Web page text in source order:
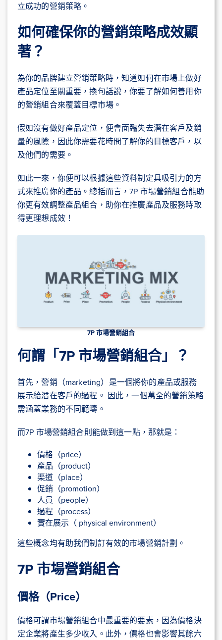
立成功的營銷策略。
如何確保你的營銷策略成效顯
著？
為你的品牌建立營銷策略時，知道如何在市場上做好
產品定位至關重要，換句話說，你要了解如何善用你
的營銷組合來覆蓋目標市場。
假如沒有做好產品定位，便會面臨失去潛在客戶及銷
量的風險，因此你需要花時間了解你的目標客戶，以
及他們的需要。
如此一來，你便可以根據這些資料制定具吸引力的方
式來推廣你的產品。總括而言，7P 市場營銷組合能助
你更有效調整產品組合，助你在推廣產品及服務時取
得更理想成效！
7P 市場營銷組合
何謂「7P 市場營銷組合」？
首先，營銷（marketing）是一個將你的產品或服務
展示給潛在客戶的過程。 因此，一個萬全的營銷策略
需涵蓋業務的不同範疇。
而7P 市場營銷組合則能做到這一點，那就是：
價格（price）
產品（product）
渠道（place）
促銷（promotion）
人員（people）
過程（process）
實在展示（ physical environment）
這些概念均有助我們制訂有效的市場營銷計劃。
7P 市場營銷組合
價格（Price）
價格可謂市場營銷組合中最重要的要素，因為價格決
定企業將產生多少收入。此外，價格也會影響其餘六